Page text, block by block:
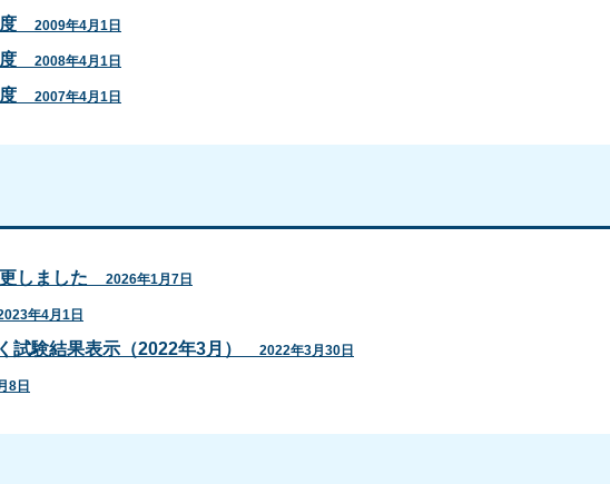
2009年4月1日
2008年4月1日
2007年4月1日
しました 2026年1月7日
年4月1日
試験結果表示（2022年3月） 2022年3月30日
8日